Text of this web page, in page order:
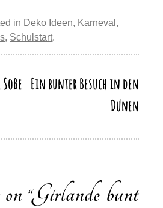
b
o
k
y
d
A
in Deko Ideen, Karneval ,
, Schulstart.
Ein bunter Besuch in den
Dünen
“Girlande bunt